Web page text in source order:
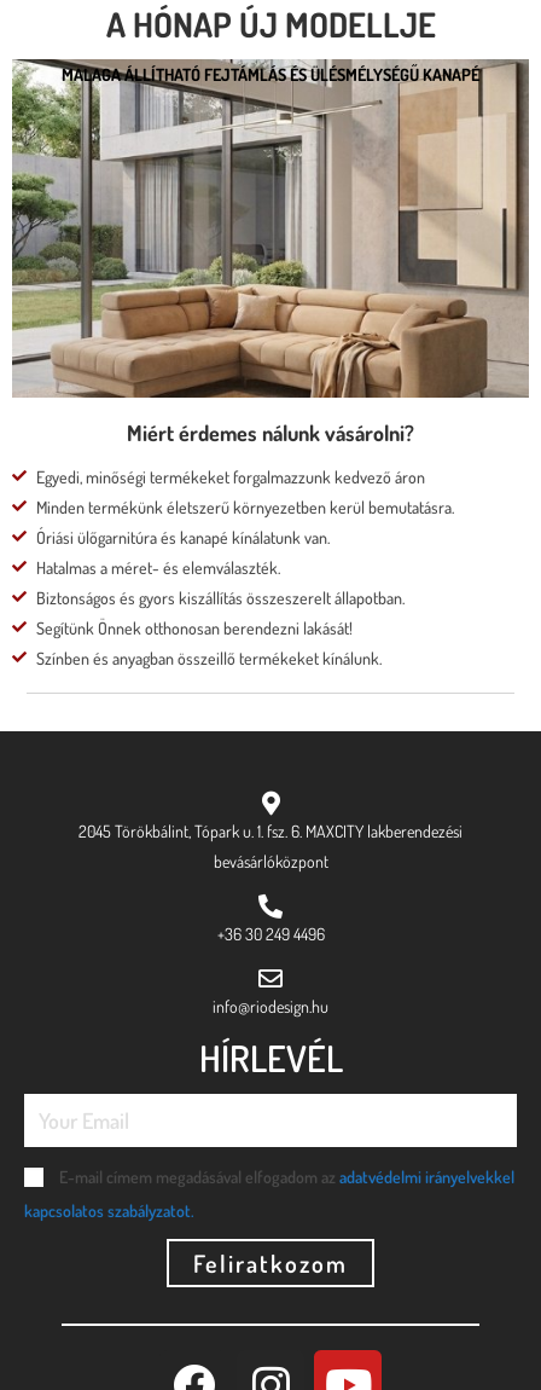
A HÓNAP ÚJ MODELLJE
MALAGA ÁLLÍTHATÓ FEJTÁMLÁS ÉS ÜLÉSMÉLYSÉGŰ KANAPÉ
MALAGA ÁLLÍTHATÓ FEJTÁMLÁS ÉS
ÜLÉSMÉLYSÉGŰ KANAPÉ
* kedvező ár
* moduláris rendszer
* motoros állíthatóság
Megnézem
Miért érdemes nálunk vásárolni?
Egyedi, minőségi termékeket forgalmazzunk kedvező áron
Minden termékünk életszerű környezetben kerül bemutatásra.
Óriási ülőgarnitúra és kanapé kínálatunk van.
Hatalmas a méret- és elemválaszték.
Biztonságos és gyors kiszállítás összeszerelt állapotban.
Segítünk Önnek otthonosan berendezni lakását!
Színben és anyagban összeillő termékeket kínálunk.
2045 Törökbálint, Tópark u. 1. fsz. 6. MAXCITY lakberendezési
bevásárlóközpont
+36 30 249 4496
info@riodesign.hu
HÍRLEVÉL
E-mail címem megadásával elfogadom az adatvédelmi irányelvekkel
kapcsolatos szabályzatot.
Feliratkozom